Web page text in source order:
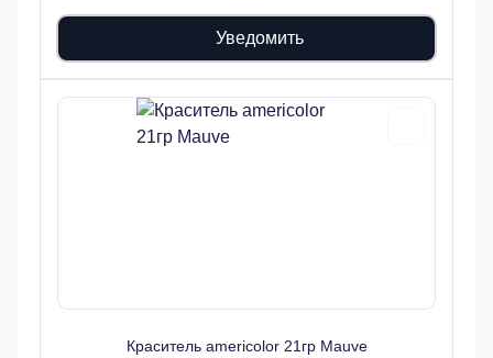
Уведомить
Краситель americolor 21гр Mauve